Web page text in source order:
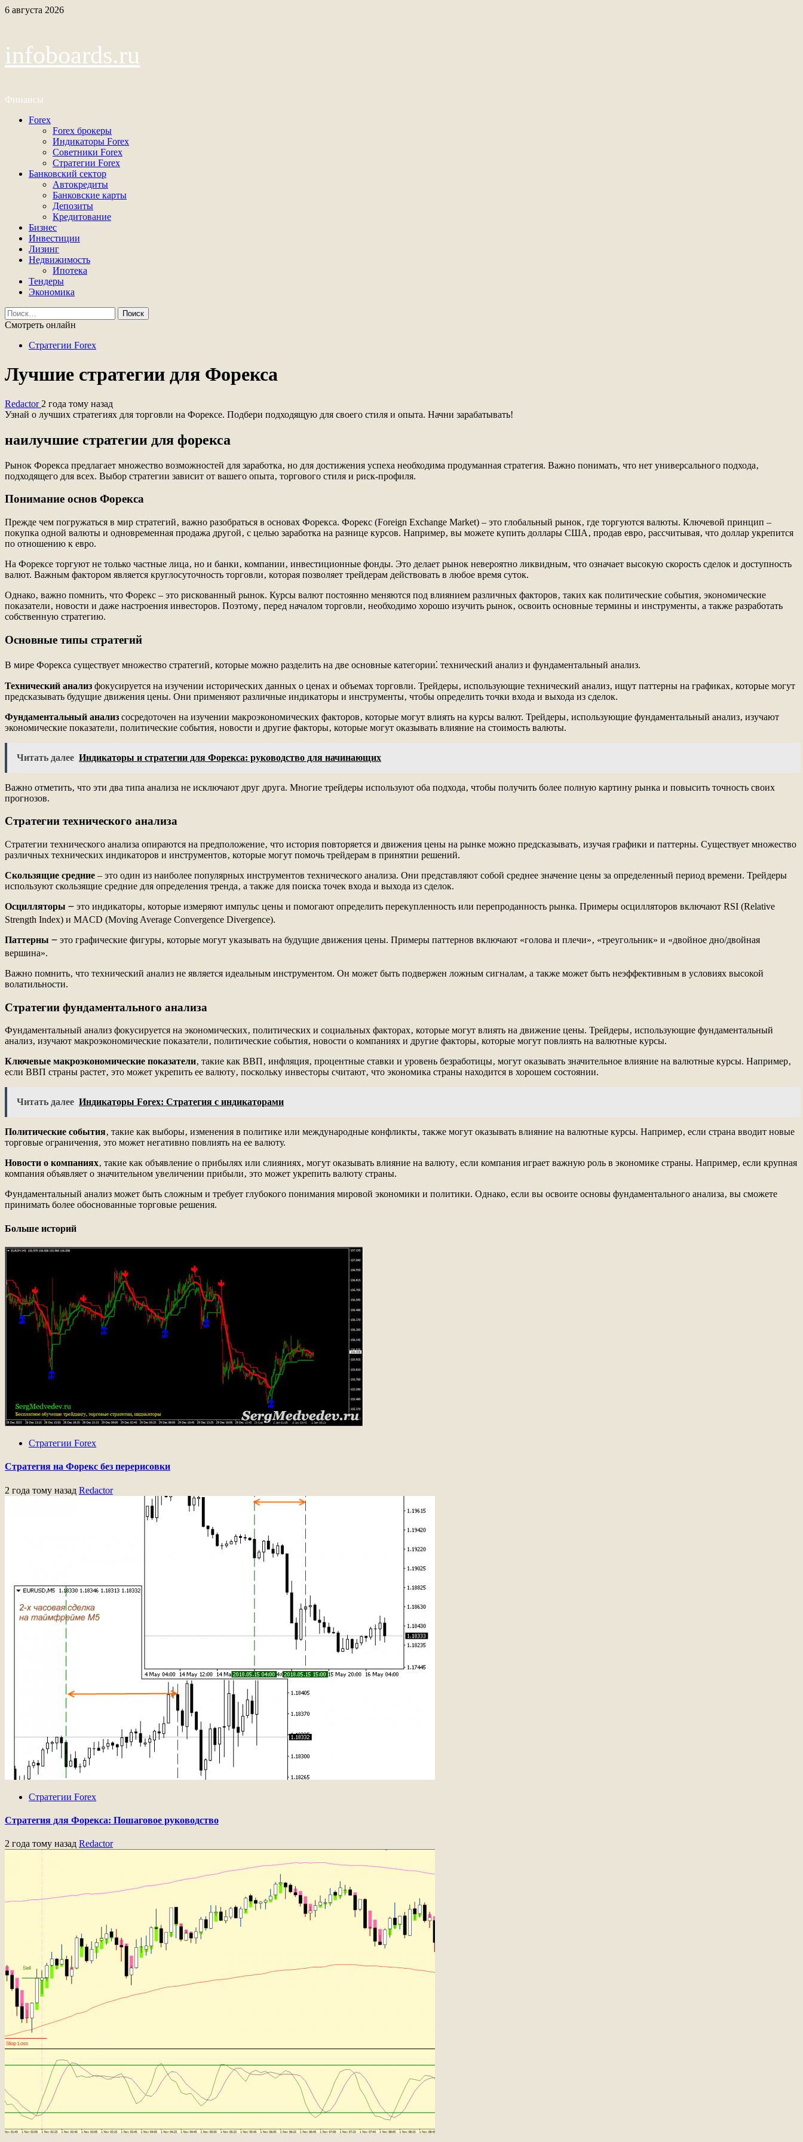
Перейти
6 августа 2026
infoboards.ru
Финансы
Основное
Forex
Forex брокеры
Индикаторы Forex
Советники Forex
Стратегии Forex
Банковский сектор
Автокредиты
Банковские карты
Депозиты
Кредитование
Бизнес
Инвестиции
Лизинг
Недвижимость
Ипотека
Тендеры
Экономика
Найти:
Смотреть онлайн
Стратегии Forex
Лучшие стратегии для Форекса
Redactor 2 года тому назад
Узнай о лучших стратегиях для торговли на Форексе. Подбери подходящую для своего стиля и опыта. Начни зарабатывать!
наилучшие стратегии для форекса
Рынок Форекса предлагает множество возможностей для заработка‚ но для достижения успеха необходима продуманная стратегия. Важно понимать‚ что нет универсального подхода‚
подходящего для всех. Выбор стратегии зависит от вашего опыта‚ торгового стиля и риск-профиля.
Понимание основ Форекса
Прежде чем погружаться в мир стратегий‚ важно разобраться в основах Форекса. Форекс (Foreign Exchange Market) – это глобальный рынок‚ где торгуются валюты. Ключевой принцип –
покупка одной валюты и одновременная продажа другой‚ с целью заработка на разнице курсов. Например‚ вы можете купить доллары США‚ продав евро‚ рассчитывая‚ что доллар укрепится
по отношению к евро.
На Форексе торгуют не только частные лица‚ но и банки‚ компании‚ инвестиционные фонды. Это делает рынок невероятно ликвидным‚ что означает высокую скорость сделок и доступность
валют. Важным фактором является круглосуточность торговли‚ которая позволяет трейдерам действовать в любое время суток.
Однако‚ важно помнить‚ что Форекс – это рискованный рынок. Курсы валют постоянно меняются под влиянием различных факторов‚ таких как политические события‚ экономические
показатели‚ новости и даже настроения инвесторов. Поэтому‚ перед началом торговли‚ необходимо хорошо изучить рынок‚ освоить основные термины и инструменты‚ а также разработать
собственную стратегию.
Основные типы стратегий
В мире Форекса существует множество стратегий‚ которые можно разделить на две основные категории⁚ технический анализ и фундаментальный анализ.
Технический анализ фокусируется на изучении исторических данных о ценах и объемах торговли. Трейдеры‚ использующие технический анализ‚ ищут паттерны на графиках‚ которые могут
предсказывать будущие движения цены. Они применяют различные индикаторы и инструменты‚ чтобы определить точки входа и выхода из сделок.
Фундаментальный анализ сосредоточен на изучении макроэкономических факторов‚ которые могут влиять на курсы валют. Трейдеры‚ использующие фундаментальный анализ‚ изучают
экономические показатели‚ политические события‚ новости и другие факторы‚ которые могут оказывать влияние на стоимость валюты.
Читать далее Индикаторы и стратегии для Форекса: руководство для начинающих
Важно отметить‚ что эти два типа анализа не исключают друг друга. Многие трейдеры используют оба подхода‚ чтобы получить более полную картину рынка и повысить точность своих
прогнозов.
Стратегии технического анализа
Стратегии технического анализа опираются на предположение‚ что история повторяется и движения цены на рынке можно предсказывать‚ изучая графики и паттерны. Существует множество
различных технических индикаторов и инструментов‚ которые могут помочь трейдерам в принятии решений.
Скользящие средние ‒ это один из наиболее популярных инструментов технического анализа. Они представляют собой среднее значение цены за определенный период времени. Трейдеры
используют скользящие средние для определения тренда‚ а также для поиска точек входа и выхода из сделок.
Осцилляторы ౼ это индикаторы‚ которые измеряют импульс цены и помогают определить перекупленность или перепроданность рынка. Примеры осцилляторов включают RSI (Relative
Strength Index) и MACD (Moving Average Convergence Divergence).
Паттерны ౼ это графические фигуры‚ которые могут указывать на будущие движения цены. Примеры паттернов включают «голова и плечи»‚ «треугольник» и «двойное дно/двойная
вершина».
Важно помнить‚ что технический анализ не является идеальным инструментом. Он может быть подвержен ложным сигналам‚ а также может быть неэффективным в условиях высокой
волатильности.
Стратегии фундаментального анализа
Фундаментальный анализ фокусируется на экономических‚ политических и социальных факторах‚ которые могут влиять на движение цены. Трейдеры‚ использующие фундаментальный
анализ‚ изучают макроэкономические показатели‚ политические события‚ новости о компаниях и другие факторы‚ которые могут повлиять на валютные курсы.
Ключевые макроэкономические показатели‚ такие как ВВП‚ инфляция‚ процентные ставки и уровень безработицы‚ могут оказывать значительное влияние на валютные курсы. Например‚
если ВВП страны растет‚ это может укрепить ее валюту‚ поскольку инвесторы считают‚ что экономика страны находится в хорошем состоянии.
Читать далее Индикаторы Forex: Стратегия с индикаторами
Политические события‚ такие как выборы‚ изменения в политике или международные конфликты‚ также могут оказывать влияние на валютные курсы. Например‚ если страна вводит новые
торговые ограничения‚ это может негативно повлиять на ее валюту.
Новости о компаниях‚ такие как объявление о прибылях или слияниях‚ могут оказывать влияние на валюту‚ если компания играет важную роль в экономике страны. Например‚ если крупная
компания объявляет о значительном увеличении прибыли‚ это может укрепить валюту страны.
Фундаментальный анализ может быть сложным и требует глубокого понимания мировой экономики и политики. Однако‚ если вы освоите основы фундаментального анализа‚ вы сможете
принимать более обоснованные торговые решения.
Больше историй
Стратегии Forex
Стратегия на Форекс без перерисовки
2 года тому назад Redactor
Стратегии Forex
Стратегия для Форекса: Пошаговое руководство
2 года тому назад Redactor